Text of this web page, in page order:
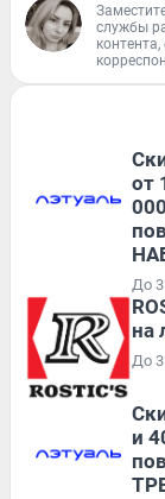
службы
от
До
на
До
и